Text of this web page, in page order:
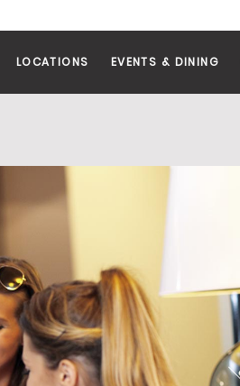
LOCATIONS EVENTS & DINING